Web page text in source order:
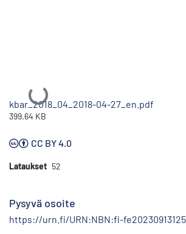
Ladataan...
kbar_2018_04_2018-04-27_en.pdf
399.64 KB
CC BY 4.0
Lataukset 52
Pysyvä osoite
https://urn.fi/URN:NBN:fi-